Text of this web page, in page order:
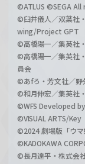
©ATLUS ©SEGA
©臼井儀人／双葉社
wing/Project GPT
©高橋陽一／集英社
©高橋陽一／集英社
員会
©あfろ・芳文社／野
©和月伸宏／集英社
©WFS Developed by
©VISUAL ARTS/Key
©2024 劇場版「ウマ
©KADOKAWA
©長月達平・株式会